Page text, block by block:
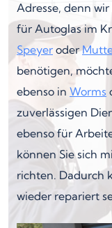
Adresse, denn
für Autoglas im
Speyer oder
benötigen,
ebenso in Worms
zuverlässigen
ebenso für
können Sie sich
richten. Dadurch
wieder repariert